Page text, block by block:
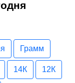
Грамм
14К 12К